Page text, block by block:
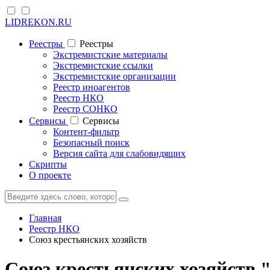
LIDREKON.RU
Реестры
Реестры
Экстремистские материалы
Экстремистские ссылки
Экстремистские организации
Реестр иноагентов
Реестр НКО
Реестр СОНКО
Cервисы
Cервисы
Контент-фильтр
Безопасный поиск
Версия сайта для слабовидящих
Скрипты
О проекте
Главная
Реестр НКО
Союз крестьянских хозяйств